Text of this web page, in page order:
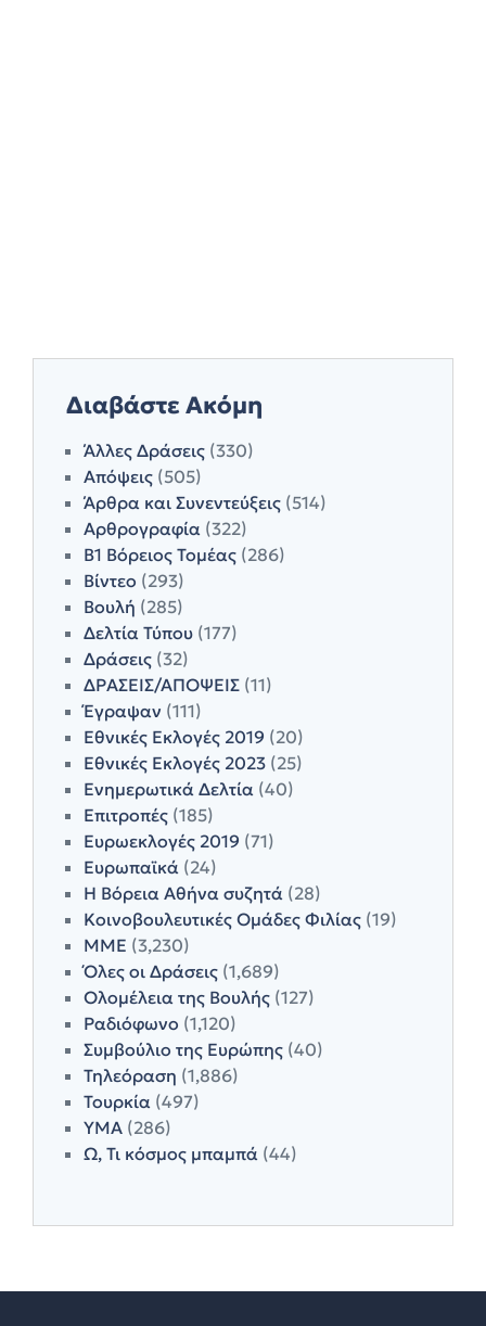
Διαβάστε Ακόμη
Άλλες Δράσεις (330)
Απόψεις (505)
Άρθρα και Συνεντεύξεις (514)
Αρθρογραφία (322)
Β1 Βόρειος Τομέας (286)
Βίντεο (293)
Βουλή (285)
Δελτία Τύπου (177)
Δράσεις (32)
ΔΡΑΣΕΙΣ/ΑΠΟΨΕΙΣ (11)
Έγραψαν (111)
Εθνικές Εκλογές 2019 (20)
Εθνικές Εκλογές 2023 (25)
Ενημερωτικά Δελτία (40)
Επιτροπές (185)
Ευρωεκλογές 2019 (71)
Ευρωπαϊκά (24)
Η Βόρεια Αθήνα συζητά (28)
Κοινοβουλευτικές Ομάδες Φιλίας (19)
ΜΜΕ (3,230)
Όλες οι Δράσεις (1,689)
Ολομέλεια της Βουλής (127)
Ραδιόφωνο (1,120)
Συμβούλιο της Ευρώπης (40)
Τηλεόραση (1,886)
Τουρκία (497)
ΥΜΑ (286)
Ω, Τι κόσμος μπαμπά (44)